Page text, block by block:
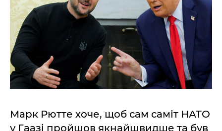
Марк Рютте хоче, щоб сам саміт НАТО
у Гаазі пройшов якнайшвидше та був